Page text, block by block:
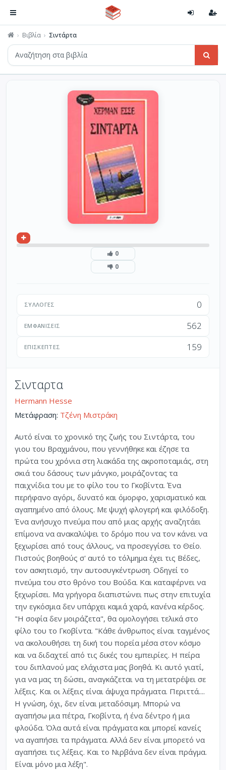
Βιβλία Σιντάρτα
0
0
ΣΥΛΛΟΓΈΣ 0
ΕΜΦΑΝΊΣΕΙΣ 562
ΕΠΙΣΚΈΠΤΕΣ 159
Σινταρτα
Hermann Hesse
Μετάφραση: Τζένη Μιστράκη
Αυτό είναι το χρονικό της ζωής του Σιντάρτα, του
γιου του Βραχμάνου, που γεννήθηκε και έζησε τα
πρώτα του χρόνια στη λιακάδα της ακροποταμιάς, στη
σκιά του δάσους των μάνγκο, μοιράζοντας τα
παιχνίδια του με το φίλο του το Γκοβίντα. Ένα
περήφανο αγόρι, δυνατό και όμορφο, χαρισματικό και
αγαπημένο από όλους. Με ψυχή φλογερή και φιλόδοξη.
Ένα ανήσυχο πνεύμα που από μιας αρχής αναζητάει
επίμονα να ανακαλύψει το δρόμο που να τον κάνει να
ξεχωρίσει από τους άλλους, να προσεγγίσει το Θείο.
Πιστούς βοηθούς σ' αυτό το τόλμημα έχει τις Βέδες,
τον ασκητισμό, την αυτοσυγκέντρωση. Οδηγεί το
πνεύμα του στο θρόνο του Βούδα. Και καταφέρνει να
ξεχωρίσει. Μα γρήγορα διαπιστώνει πως στην επιτυχία
την εγκόσμια δεν υπάρχει καμιά χαρά, κανένα κέρδος.
"Η σοφία δεν μοιράζετα", θα ομολογήσει τελικά στο
φίλο του το Γκοβίντα. "Κάθε άνθρωπος είναι ταγμένος
να ακολουθήσει τη δική του πορεία μέσα στον κόσμο
και να διδαχτεί από τις δικές του εμπειρίες. Η πείρα
του διπλανού μας ελάχιστα μας βοηθά. Κι αυτό γιατί,
για να μας τη δώσει, αναγκάζεται να τη μετατρέψει σε
λέξεις. Και οι λέξεις είναι άψυχα πράγματα. Περιττά....
Η γνώση, όχι, δεν είναι μεταδόσιμη. Μπορώ να
αγαπήσω μια πέτρα, Γκοβίντα, ή ένα δέντρο ή μια
φλούδα. Όλα αυτά είναι πράγματα και μπορεί κανείς
να αγαπήσει τα πράγματα. Αλλά δεν είναι μπορετό να
αγαπήσει τις λέξεις. Και το Νιρβάνα δεν είναι πράγμα.
Είναι μόνο μια λέξη".